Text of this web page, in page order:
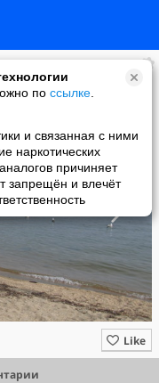
по ссылке
и связанная с ними
наркотических
причиняет
запрещён и влечёт
Like